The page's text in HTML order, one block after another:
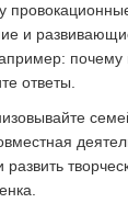
и
почему
ответы.
развить